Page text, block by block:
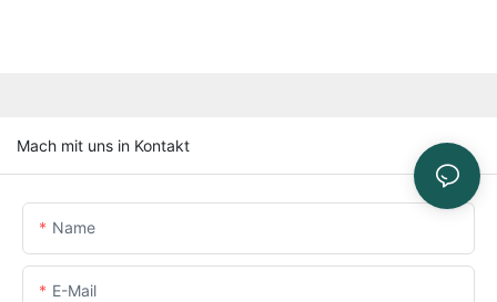
Mach mit uns in Kontakt
Name
E-Mail